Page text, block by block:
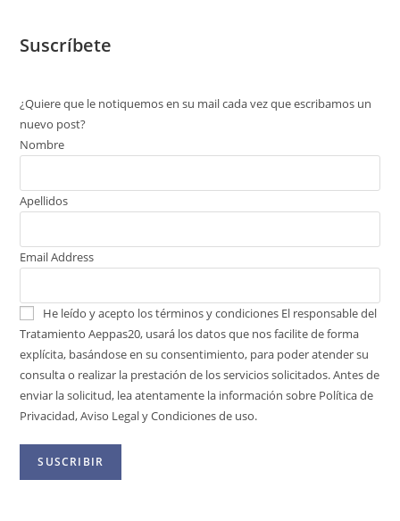
Suscríbete
¿Quiere que le notiquemos en su mail cada vez que escribamos un
nuevo post?
Nombre
Apellidos
Email Address
He leído y acepto los términos y condiciones El responsable del
Tratamiento Aeppas20, usará los datos que nos facilite de forma
explícita, basándose en su consentimiento, para poder atender su
consulta o realizar la prestación de los servicios solicitados. Antes de
enviar la solicitud, lea atentamente la información sobre Política de
Privacidad, Aviso Legal y Condiciones de uso.